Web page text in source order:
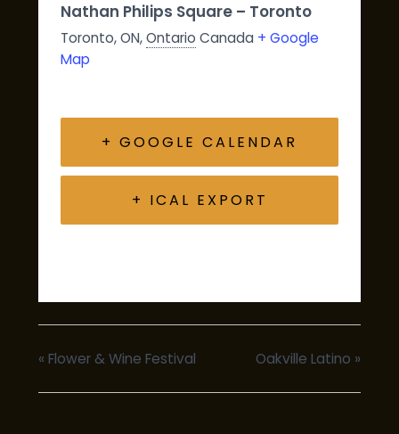
Nathan Philips Square – Toronto
Toronto, ON, Ontario Canada + Google
Map
+ GOOGLE CALENDAR
+ ICAL EXPORT
« Flower & Wine Festival Oakville Latino »